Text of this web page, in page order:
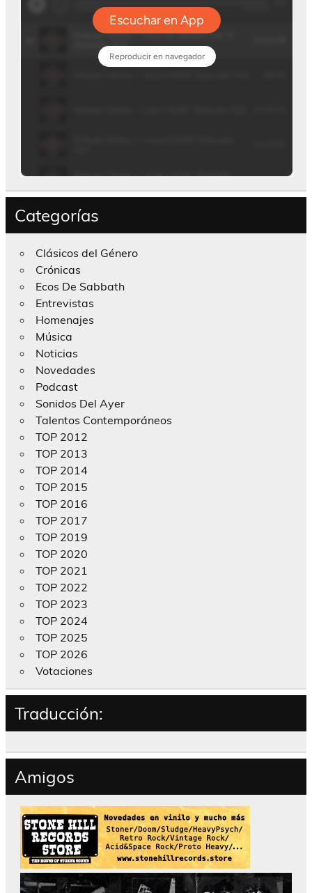
Categorías
Clásicos del Género
Crónicas
Ecos De Sabbath
Entrevistas
Homenajes
Música
Noticias
Novedades
Podcast
Sonidos Del Ayer
Talentos Contemporáneos
TOP 2012
TOP 2013
TOP 2014
TOP 2015
TOP 2016
TOP 2017
TOP 2019
TOP 2020
TOP 2021
TOP 2022
TOP 2023
TOP 2024
TOP 2025
TOP 2026
Votaciones
Traducción:
Amigos